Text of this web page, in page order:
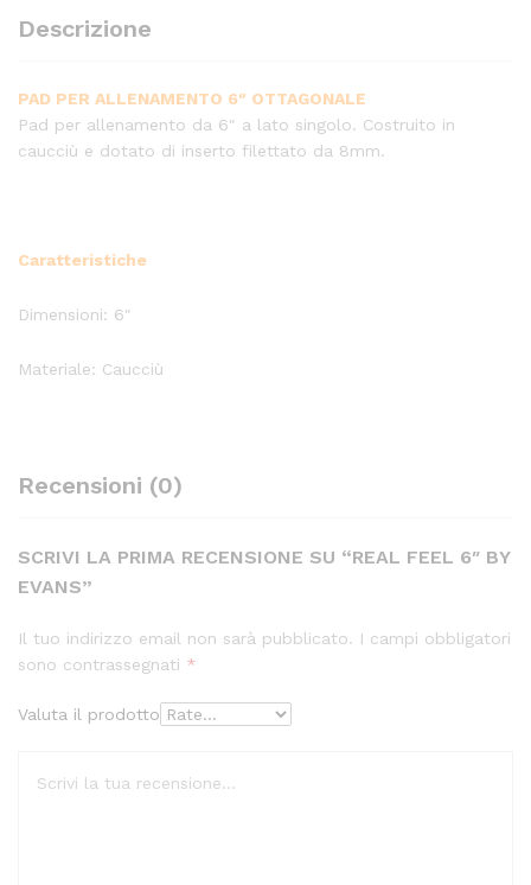
Descrizione
PAD PER ALLENAMENTO 6″ OTTAGONALE
Pad per allenamento da 6″ a lato singolo. Costruito in
caucciù e dotato di inserto filettato da 8mm.
Caratteristiche
Dimensioni: 6″
Materiale: Caucciù
Recensioni (0)
SCRIVI LA PRIMA RECENSIONE SU “REAL FEEL 6″ BY
EVANS”
Il tuo indirizzo email non sarà pubblicato. I campi obbligatori
sono contrassegnati *
Valuta il prodotto